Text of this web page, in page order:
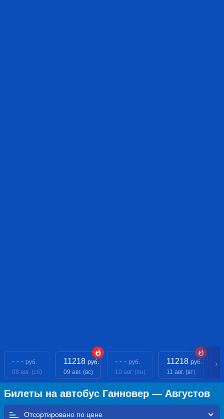
- - - руб.
08 авг. (сб)
11218 руб.
09 авг. (вс)
- - - руб.
10 авг. (пн)
11218 руб.
11 авг. (вт)
Билеты на автобус Ганновер — Августов
Отсортировано по